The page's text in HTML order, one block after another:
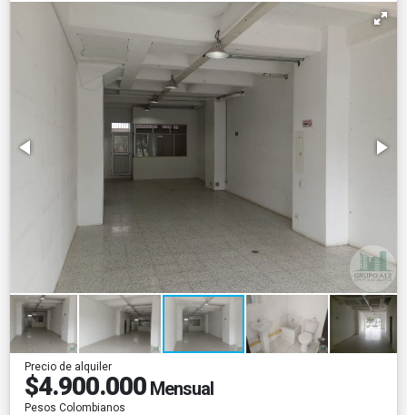
Precio de alquiler
$4.900.000 Mensual
Pesos Colombianos